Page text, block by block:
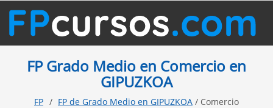
FP Grado Medio en Comercio en
GIPUZKOA
FP FP de Grado Medio en GIPUZKOA / Comercio